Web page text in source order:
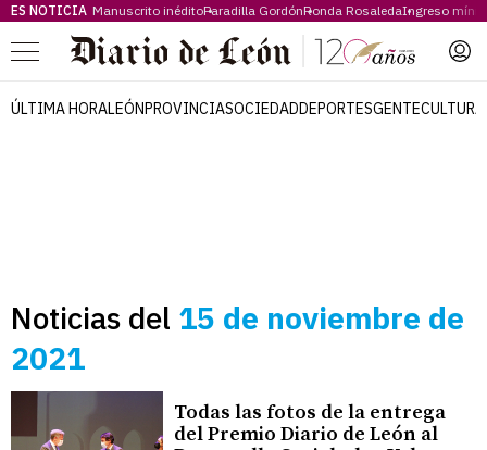
ES NOTICIA Manuscrito inéditoParadilla GordónRonda RosaledaIngreso
Menú
ÚLTIMA HORALEÓNPROVINCIASOCIEDADDEPORTESGENTECULTURA
Noticias del 15 de noviembre de
2021
Todas las fotos de la entrega
del Premio Diario de León al